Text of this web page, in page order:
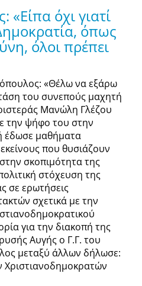
όχι γιατί
όπως
όλοι πρέπει
«Θέλω να εξάρω
του συνεπούς μαχητή
Μανώλη Γλέζου
την ψήφο του στην
έδωσε μαθήματα
που θυσιάζουν
σκοπιμότητα της
στόχευση της
σε ερωτήσεις
σχετικά με την
για την διακοπή της
Αυγής ο Γ.Γ. του
μεταξύ άλλων δήλωσε: